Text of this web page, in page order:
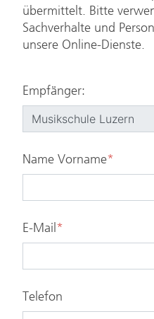
übermittelt. Bitte
Sachverhalte und
unsere Online-Dienste.
Empfänger:
Name Vorname*
E-Mail *
Telefon